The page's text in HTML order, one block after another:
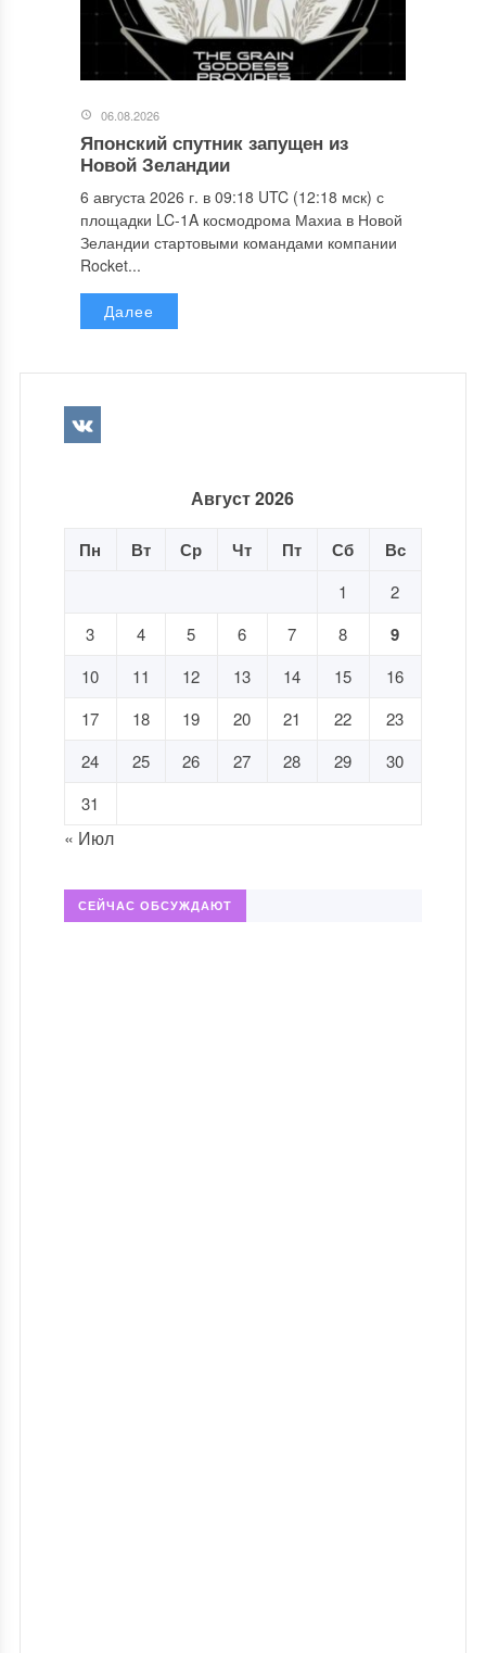
06.08.2026
Японский спутник запущен из
Новой Зеландии
6 августа 2026 г. в 09:18 UTC (12:18 мск) с
площадки LC-1A космодрома Махиа в Новой
Зеландии стартовыми командами компании
Rocket...
Далее
Август 2026
Пн Вт Ср Чт Пт Сб Вс
1
2
3
4 5 6 7 8 9
10 11 12 13 14 15
16
17
18 19 20 21 22
23
24
25 26 27 28 29
30
31
« Июл
СЕЙЧАС ОБСУЖДАЮТ